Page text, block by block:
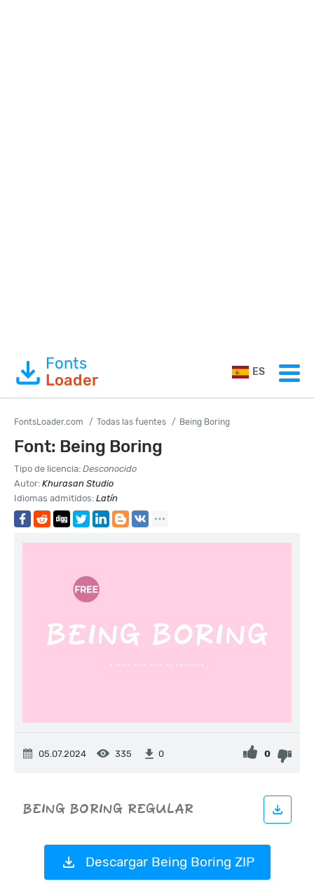
Fonts
Loader
ES
FontsLoader.com Todas las fuentes Being Boring
Font: Being Boring
Tipo de licencia: Desconocido
Autor: Khurasan Studio
Idiomas admitidos: Latín
05.07.2024 335 0 0
Descargar Being Boring ZIP